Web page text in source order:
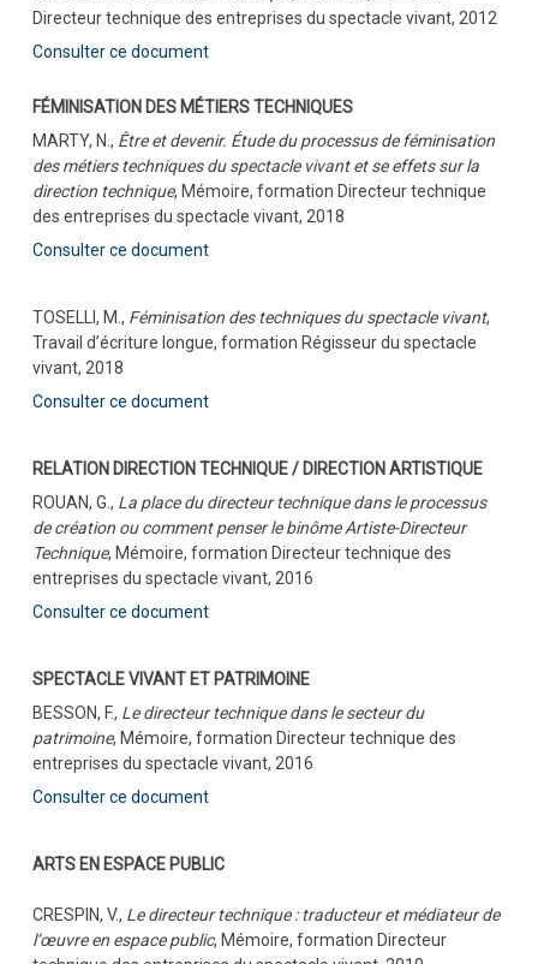
Directeur technique des entreprises du spectacle vivant, 2012
Consulter ce document
FÉMINISATION DES MÉTIERS TECHNIQUES
MARTY, N., Être et devenir. Étude du processus de féminisation
des métiers techniques du spectacle vivant et se effets sur la
direction technique, Mémoire, formation Directeur technique
des entreprises du spectacle vivant, 2018
Consulter ce document
TOSELLI, M., Féminisation des techniques du spectacle vivant,
Travail d’écriture longue, formation Régisseur du spectacle
vivant, 2018
Consulter ce document
RELATION DIRECTION TECHNIQUE / DIRECTION ARTISTIQUE
ROUAN, G., La place du directeur technique dans le processus
de création ou comment penser le binôme Artiste-Directeur
Technique, Mémoire, formation Directeur technique des
entreprises du spectacle vivant, 2016
Consulter ce document
SPECTACLE VIVANT ET PATRIMOINE
BESSON, F., Le directeur technique dans le secteur du
patrimoine, Mémoire, formation Directeur technique des
entreprises du spectacle vivant, 2016
Consulter ce document
ARTS EN ESPACE PUBLIC
CRESPIN, V., Le directeur technique : traducteur et médiateur de
l’œuvre en espace public, Mémoire, formation Directeur